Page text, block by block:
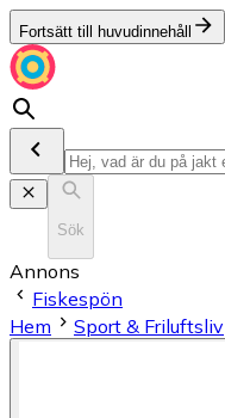
Fortsätt till huvudinnehåll
Sök
Annons
Fiskespön
Hem
Sport & Friluftsliv